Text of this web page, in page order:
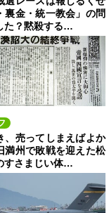
裏金・統一教会」の問
た？黙殺する…
、売ってしまえばよか
満州で敗戦を迎えた松
すさまじい体…